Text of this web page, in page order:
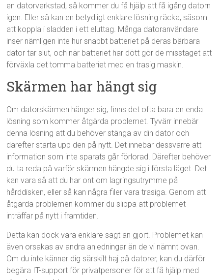
en datorverkstad, så kommer du få hjälp att få igång datorn
igen. Eller så kan en betydligt enklare lösning räcka, såsom
att koppla i sladden i ett eluttag. Många datoranvändare
inser nämligen inte hur snabbt batteriet på deras bärbara
dator tar slut, och när batteriet har dött gör de misstaget att
förväxla det tomma batteriet med en trasig maskin.
Skärmen har hängt sig
Om datorskärmen hänger sig, finns det ofta bara en enda
lösning som kommer åtgärda problemet. Tyvärr innebär
denna lösning att du behöver stänga av din dator och
därefter starta upp den på nytt. Det innebär dessvärre att
information som inte sparats går förlorad. Därefter behöver
du ta reda på varför skärmen hängde sig i första läget. Det
kan vara så att du har ont om lagringsutrymme på
hårddisken, eller så kan några filer vara trasiga. Genom att
åtgärda problemen kommer du slippa att problemet
inträffar på nytt i framtiden.
Detta kan dock vara enklare sagt än gjort. Problemet kan
även orsakas av andra anledningar än de vi nämnt ovan.
Om du inte känner dig särskilt haj på datorer, kan du därför
begära IT-support för privatpersoner för att få hjälp med